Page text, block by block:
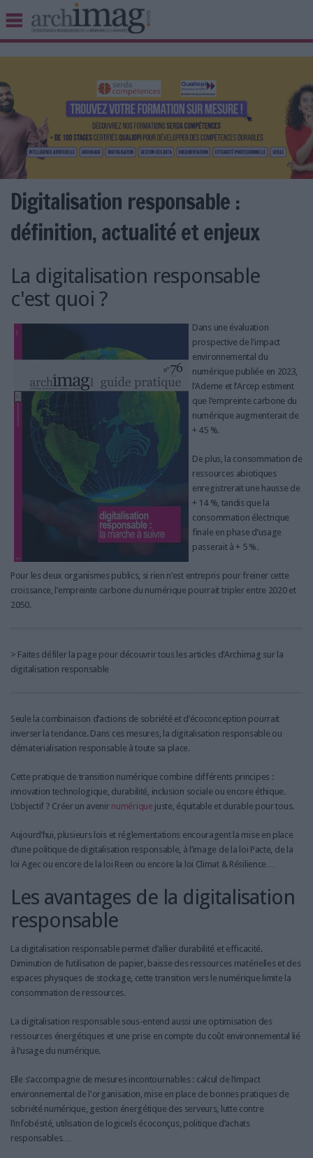
BIBLIOTHÈQUE ÉDITION
UNIVERS DATA
TRAVAIL COLLABORATIF
VIE NUMÉRIQUE
NUMÉRIQUE RESPONSABLE
LES NEWSLETTERS
LE MAGAZINE
L'ESPACE EMPLOI
L'AGENDA
L'ANNUAIRE DES ACTEURS
LES LIVRES BLANCS
LES SUPPLÉMENTS
NOS OFFRES D'ABONNEMENTS
Digitalisation responsable :
définition, actualité et enjeux
La digitalisation responsable
c'est quoi ?
Dans une évaluation
prospective de l’impact
environnemental du
numérique publiée en 2023,
l’Ademe et l’Arcep estiment
que l’empreinte carbone du
numérique augmenterait de
+ 45 %.
De plus, la consommation de
ressources abiotiques
enregistrerait une hausse de
+ 14 %, tandis que la
consommation électrique
finale en phase d’usage
passerait à + 5 %.
Pour les deux organismes publics, si rien n’est entrepris pour freiner cette
croissance, l’empreinte carbone du numérique pourrait tripler entre 2020 et
2050.
> Faites défiler la page pour découvrir tous les articles d'Archimag sur la
digitalisation responsable
Seule la combinaison d’actions de sobriété et d’écoconception pourrait
inverser la tendance. Dans ces mesures, la digitalisation responsable ou
dématerialisation responsable à toute sa place.
Cette pratique de transition numérique combine différents principes :
innovation technologique, durabilité, inclusion sociale ou encore éthique.
L’objectif ? Créer un avenir numérique juste, équitable et durable pour tous.
Aujourd’hui, plusieurs lois et réglementations encouragent la mise en place
d’une politique de digitalisation responsable, à l’image de la loi Pacte, de la
loi Agec ou encore de la loi Reen ou encore la loi Climat & Résilience…
Les avantages de la digitalisation
responsable
La digitalisation responsable permet d’allier durabilité et efficacité.
Diminution de l’utilisation de papier, baisse des ressources matérielles et des
espaces physiques de stockage, cette transition vers le numérique limite la
consommation de ressources.
La digitalisation responsable sous-entend aussi une optimisation des
ressources énergétiques et une prise en compte du coût environnemental lié
à l’usage du numérique.
Elle s’accompagne de mesures incontournables : calcul de l’impact
environnemental de l'organisation, mise en place de bonnes pratiques de
sobriété numérique, gestion énergétique des serveurs, lutte contre
l’infobésité, utilisation de logiciels écoconçus, politique d’achats
responsables…